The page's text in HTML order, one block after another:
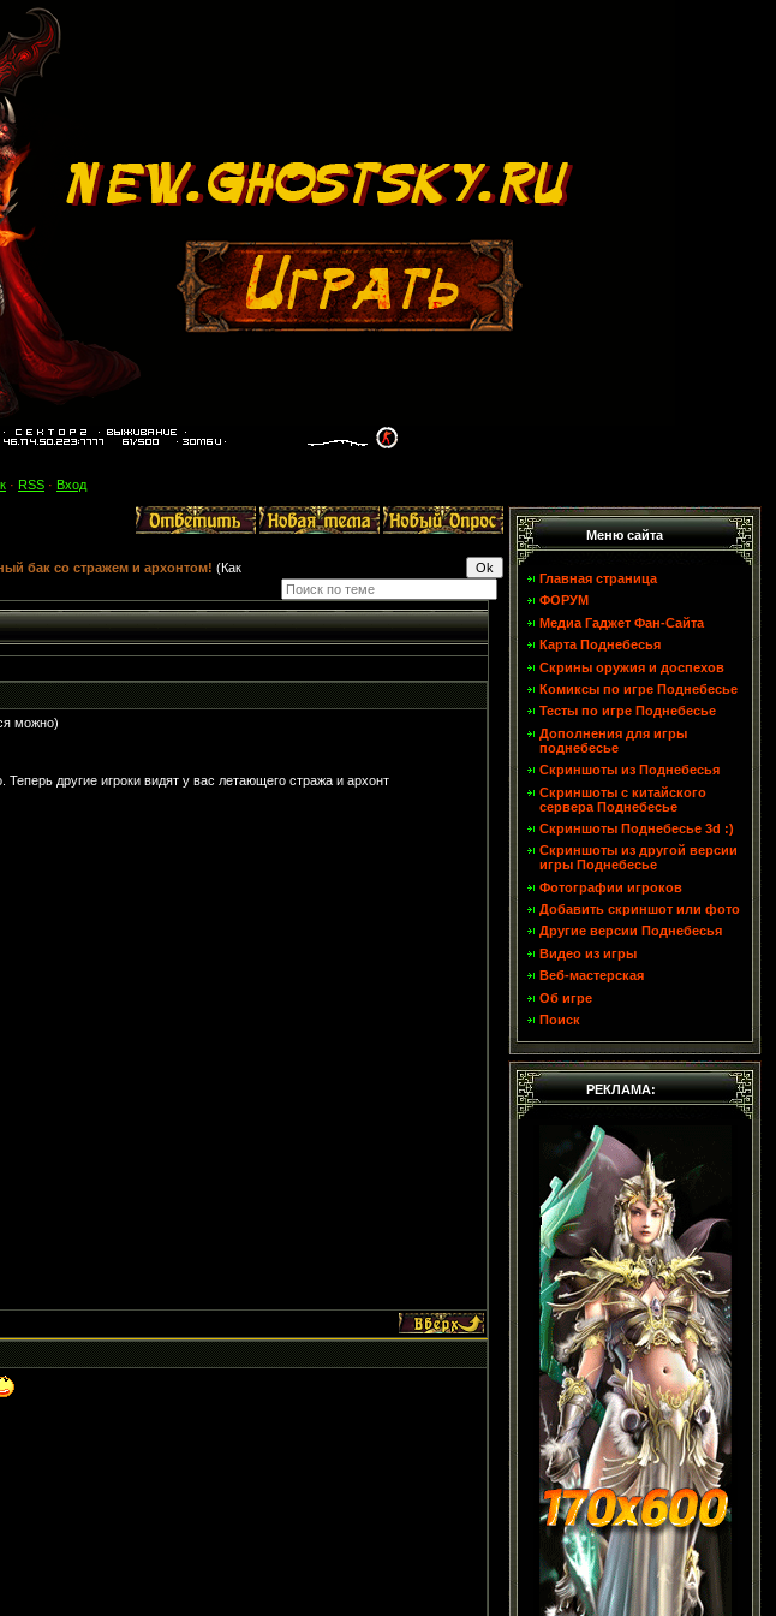
· RSS · Вход
бак со стражем и архонтом! (Как
можно)
другие игроки видят у вас летающего стража и архонт
Меню сайта
Главная страница
ФОРУМ
Медиа Гаджет Фан-Сайта
Карта Поднебесья
Скрины оружия и доспехов
Комиксы по игре Поднебесье
Тесты по игре Поднебесье
Дополнения для игры
поднебесье
Скриншоты из Поднебесья
Скриншоты с китайского
сервера Поднебесье
Скриншоты Поднебесье 3d :)
Скриншоты из другой версии
игры Поднебесье
Фотографии игроков
Добавить скриншот или фото
Другие версии Поднебесья
Видео из игры
Веб-мастерская
Об игре
Поиск
РЕКЛАМА: